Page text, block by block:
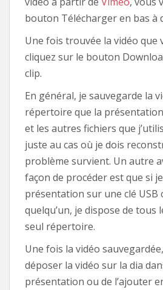
bouton Télécharger en bas à
Une fois trouvée la vidéo que
cliquez sur le bouton
clip.
En général, je sauvegarde la
répertoire que la
et les autres fichiers que
juste au cas où je dois
problème survient. Un autre
façon de procéder est que si
présentation sur une clé USB
quelqu’un, je dispose de tous
seul répertoire.
Une fois la vidéo
déposer la vidéo sur la dia
présentation ou de l’ajouter